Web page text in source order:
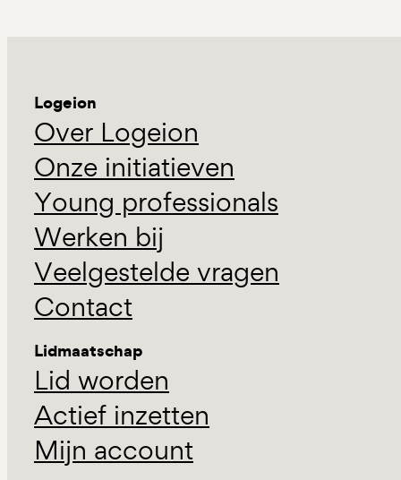
Logeion
Over Logeion
Onze initiatieven
Young professionals
Werken bij
Veelgestelde vragen
Contact
Lidmaatschap
Lid worden
Actief inzetten
Mijn account